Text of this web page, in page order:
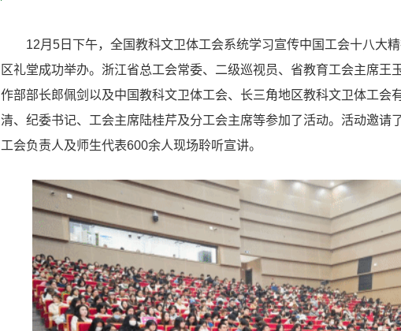
12月5日下午，全国教科文卫体工会系统学习宣传中国工会十八大
区礼堂成功举办。浙江省总工会常委、二级巡视员、省教育工会主席王
作部部长郎佩剑以及中国教科文卫体工会、长三角地区教科文卫体工会
清、纪委书记、工会主席陆桂芹及分工会主席等参加了活动。活动邀请
工会负责人及师生代表600余人现场聆听宣讲。